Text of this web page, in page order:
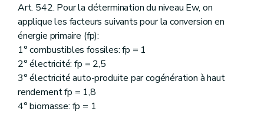
Art. 542. Pour la détermination du niveau Ew, on
applique les facteurs suivants pour la conversion en
énergie primaire (fp):
1° combustibles fossiles: fp = 1
2° électricité: fp = 2,5
3° électricité auto-produite par cogénération à haut
rendement fp = 1,8
4° biomasse: fp = 1